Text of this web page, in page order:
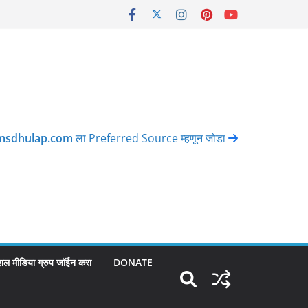
ला Preferred Source म्हणून जोडा
मीडिया ग्रुप जॉईन करा DONATE